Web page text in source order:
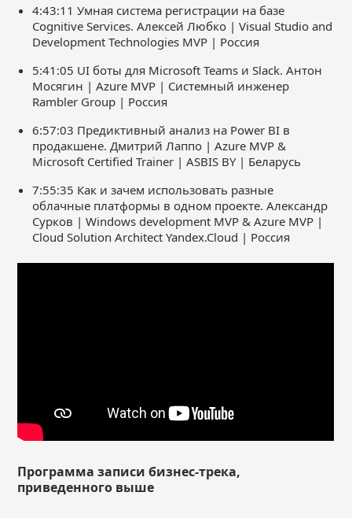
4:43:11 Умная система регистрации на базе
Cognitive Services. Алексей Любко | Visual Studio and
Development Technologies MVP | Россия
5:41:05 UI боты для Microsoft Teams и Slack. Антон
Мосягин | Azure MVP | Системный инженер
Rambler Group | Россия
6:57:03 Предиктивный анализ на Power BI в
продакшене. Дмитрий Лаппо | Azure MVP &
Microsoft Certified Trainer | ASBIS BY | Беларусь
7:55:35 Как и зачем использовать разные
облачные платформы в одном проекте. Александр
Сурков | Windows development MVP & Azure MVP |
Cloud Solution Architect Yandex.Cloud | Россия
Программа записи бизнес-трека,
приведенного выше